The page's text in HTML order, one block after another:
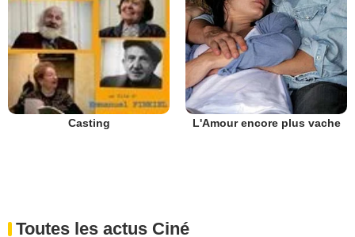
Casting L'Amour encore plus vache
Toutes les actus Ciné